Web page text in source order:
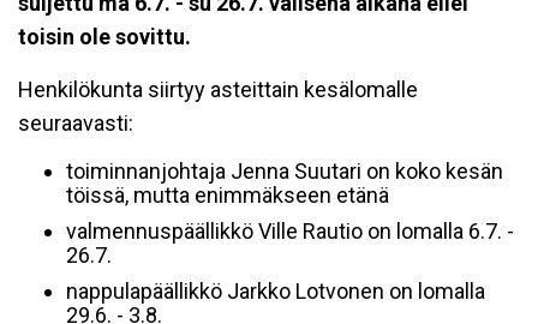
toisin ole sovittu.
Henkilökunta siirtyy asteittain kesälomalle
seuraavasti:
toiminnanjohtaja Jenna Suutari on koko kesän
töissä, mutta enimmäkseen etänä
valmennuspäällikkö Ville Rautio on lomalla 6.7. -
26.7.
nappulapäällikkö Jarkko Lotvonen on lomalla
29.6. - 3.8.